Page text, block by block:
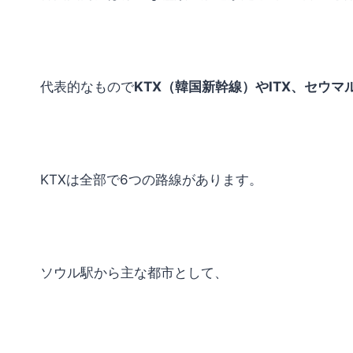
代表的なものでKTX（韓国新幹線）やITX、セウマ
KTXは全部で6つの路線があります。
ソウル駅から主な都市として、